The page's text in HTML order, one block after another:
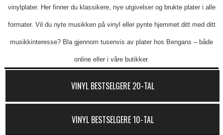
vinylplater. Her finner du klassikere, nye utgivelser og brukte plater i alle
formater. Vil du nyte musikken på vinyl eller pynte hjemmet ditt med ditt
musikkinteresse? Bla gjennom tusenvis av plater hos Bengans – både
online eller i våre butikker.
VINYL BESTSELGERE 20-TAL
VINYL BESTSELGERE 10-TAL